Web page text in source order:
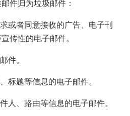
件归为垃圾邮件：
或者同意接收的广告、电子刊
传性的电子邮件。
件。
标题等信息的电子邮件。
人、路由等信息的电子邮件。